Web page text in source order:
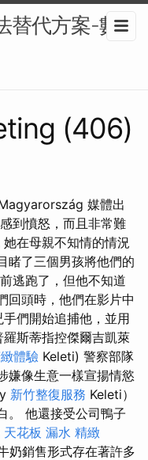
替代方案-數
(406)
媒體出
到憤怒，而且非常難
在母親不知情的情況
睹了三個男孩將他們的
逃跑了，但他不知道
回頭時，他們在影片中
手們開始追捕他，並用
羅斯蒂指控傑爾吉凱萊
體驗 Keleti) 警察部隊
嫌像生意一樣宣揚情慾
新竹整復服務 Keleti）
。 他還接受公司鴨子
天花板 漏水 精緻
奶銷售形式存在著許多